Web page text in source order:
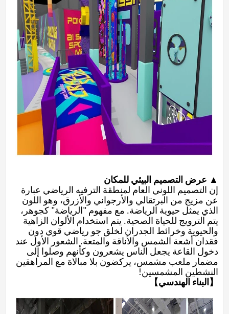
▲ عرض التصميم البيئي للمكان
إن التصميم اللوني العام لمنطقة الترفيه الرياضي عبارة
عن مزيج من البرتقالي والأرجواني والأزرق، وهو اللون
الذي يمثل حيوية الرياضة. مع مفهوم "الرياضة" كجوهر،
يتم الترويج للحياة الصحية. يتم استخدام الألوان الزاهية
والحيوية وخرائط الجدران لخلق جو رياضي قوي دون
فقدان أشعة الشمس والأناقة والمتعة. الشعور الأول عند
دخول القاعة يجعل الناس يشعرون وكأنهم وصلوا إلى
مضمار ملعب مشمس، يركضون بلا مبالاة مع المراهقين
النشطين المشمسين!
【البناء الهندسي】